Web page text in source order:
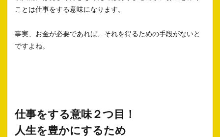
ことは仕事をする意味になります。
事実、お金が必要であれば、それを得るための手段がないと
ですよね。
仕事をする意味２つ目！
人生を豊かにするため